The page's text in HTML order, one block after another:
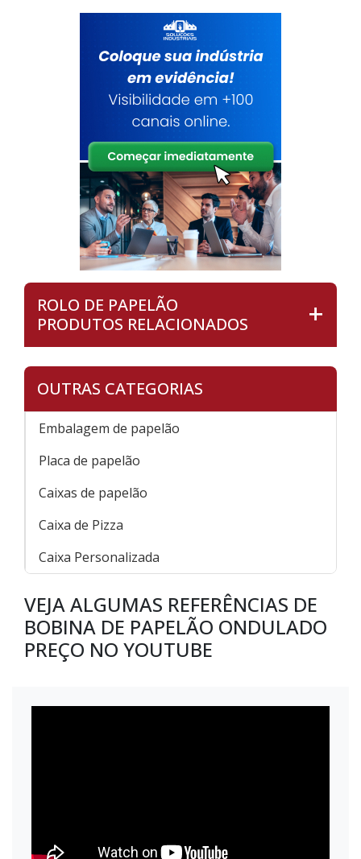
ROLO DE PAPELÃO
PRODUTOS RELACIONADOS
OUTRAS CATEGORIAS
Embalagem de papelão
Placa de papelão
Caixas de papelão
Caixa de Pizza
Caixa Personalizada
VEJA ALGUMAS REFERÊNCIAS DE
BOBINA DE PAPELÃO ONDULADO
PREÇO NO YOUTUBE